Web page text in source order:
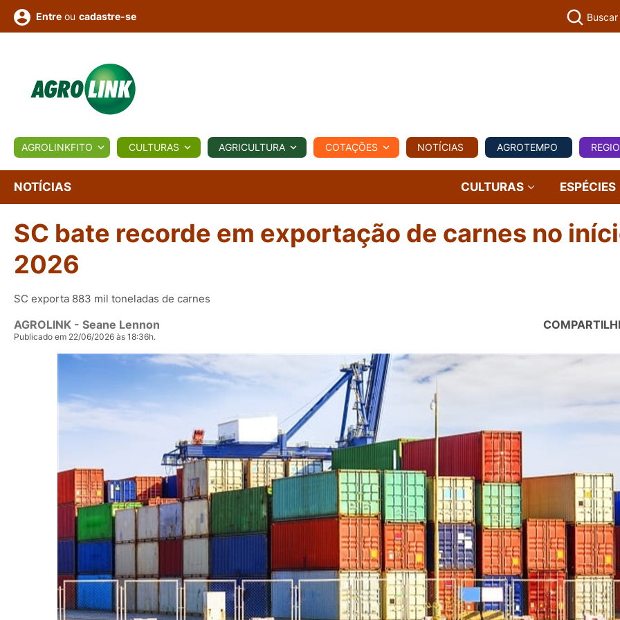
BIOLÓGICOS COTAÇÕES NOTÍCIAS AGROTEMPO REGIONAL COMERCIAL AGROVIAGENS
Conversor Colunistas Eventos
e
Vídeos
Entre ou cadastre-se Buscar
AGROLINKFITO CULTURAS AGRICULTURA COTAÇÕES NOTÍCIAS AGROTEMPO
NOTÍCIAS CULTURAS ESPÉCIES
SC bate recorde em exportação de carnes no
2026
SC exporta 883 mil toneladas de carnes
AGROLINK - Seane Lennon
Publicado em 22/06/2026 às 18:36h.